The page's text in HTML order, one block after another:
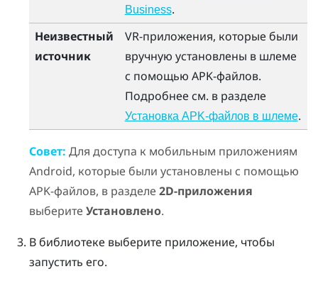
Business.
Неизвестный
источник
VR-приложения, которые были
вручную установлены в шлеме
с помощью APK-файлов.
Подробнее см. в разделе
Установка APK-файлов в шлеме.
Совет: Для доступа к мобильным приложениям
Android, которые были установлены с помощью
APK-файлов, в разделе 2D-приложения
выберите Установлено.
В библиотеке выберите приложение, чтобы
запустить его.